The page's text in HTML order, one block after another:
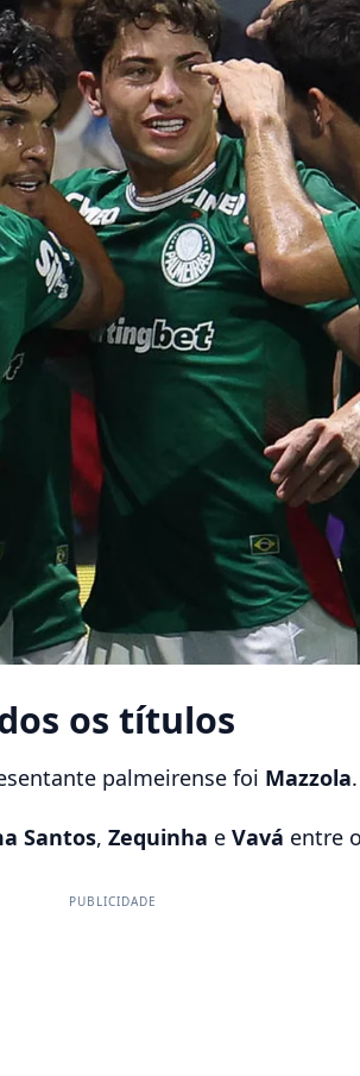
os títulos
palmeirense foi Mazzola.
Santos, Zequinha e Vavá entre
PUBLICIDADE